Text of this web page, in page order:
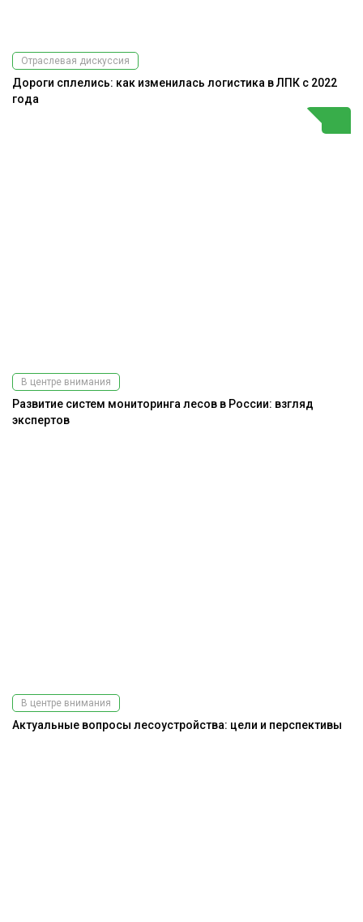
Отраслевая дискуссия
Дороги сплелись: как изменилась логистика в ЛПК с 2022
года
В центре внимания
Развитие систем мониторинга лесов в России: взгляд
экспертов
В центре внимания
Актуальные вопросы лесоустройства: цели и перспективы